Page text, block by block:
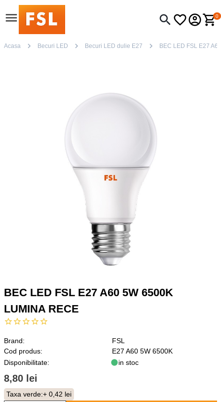
0
Acasa Becuri LED Becuri LED dulie E27 BEC LED FSL E27
BEC LED FSL E27 A60 5W 6500K
LUMINA RECE
Brand:
FSL
Cod produs:
E27 A60 5W 6500K
Disponibilitate:
in stoc
8,80 lei
Taxa verde:+ 0,42 lei